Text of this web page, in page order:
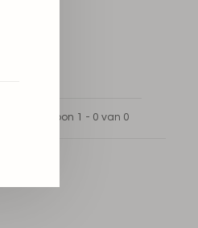
Toon 1 - 0 van 0